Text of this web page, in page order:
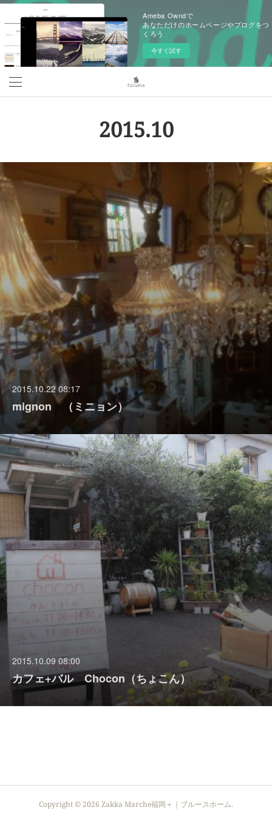
Ameba Owndで
あなただけのホームページやブログをつ
くろう
今すぐ試す
2015.10
2015.10.22 08:17
mignon （ミニョン）
2015.10.09 08:00
カフェ+バル Chocon（ちょこん）
Copyright ©2026 Zakka Marche福岡＋｜ブルースホーム.